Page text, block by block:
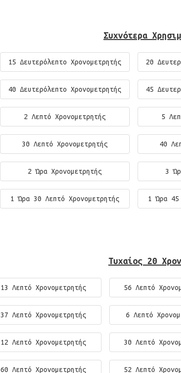
Συχνότερα
15 Δευτερόλεπτο Χρονομετρητής 20
40 Δευτερόλεπτο Χρονομετρητής 45
2 Λεπτό Χρονομετρητής 5
30 Λεπτό Χρονομετρητής 40
2 Ώρα Χρονομετρητής 3
1 Ώρα 30 Λεπτό Χρονομετρητής 1 Ώρα 45
Τυχαίος 20
13 Λεπτό Χρονομετρητής 56 Λεπτό
37 Λεπτό Χρονομετρητής 6 Λεπτό
12 Λεπτό Χρονομετρητής 30 Λεπτό
60 Λεπτό Χρονομετρητής 52 Λεπτό